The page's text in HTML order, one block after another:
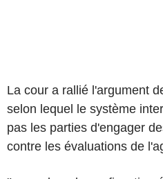
La cour a rallié l'argument
selon lequel le système
pas les parties d'engager
contre les évaluations de